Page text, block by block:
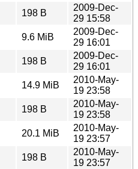
198 B
2009-Dec-
29 15:58
9.6 MiB
2009-Dec-
29 16:01
198 B
2009-Dec-
29 16:01
14.9 MiB
2010-May-
19 23:58
198 B
2010-May-
19 23:58
20.1 MiB
2010-May-
19 23:57
198 B
2010-May-
19 23:57